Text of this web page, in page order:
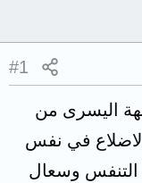
#1
اليسرى من
في نفس
وسعال